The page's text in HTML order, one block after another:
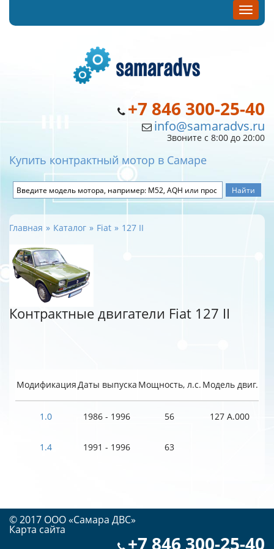
+7 846 300-25-40
info@samaradvs.ru
Звоните с 8:00 до 20:00
Купить контрактный мотор в Самаре
Главная Каталог Fiat 127 II
Контрактные двигатели Fiat 127 II
МодификацияДаты выпуска Мощность, л.с. Модель двиг.
1.0 1986 - 1996 56 127 A.000
1.4 1991 - 1996 63
© 2017 OOO «Самара ДВС»
Карта сайта
+7 846 300-25-40